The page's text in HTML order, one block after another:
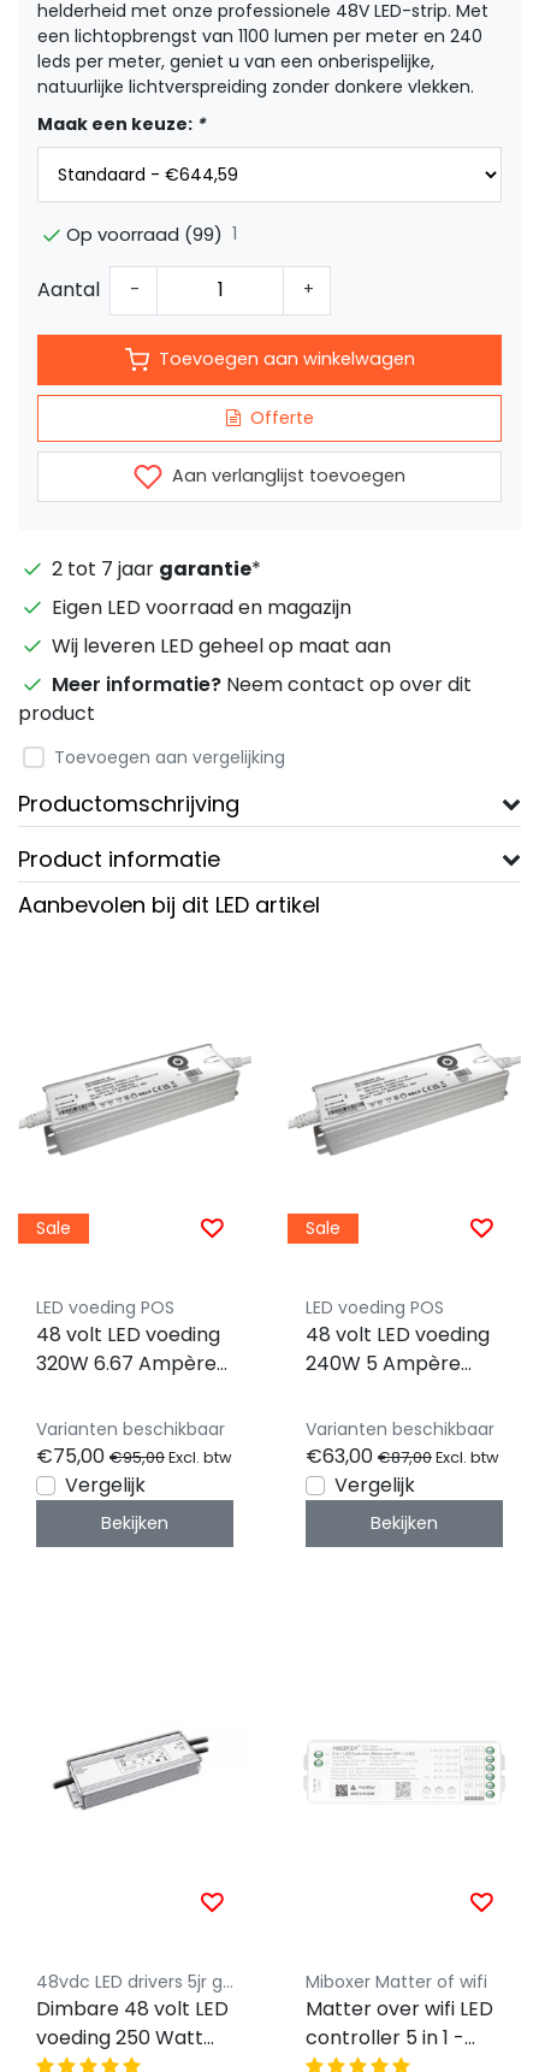
helderheid met onze professionele 48V LED-strip. Met
een lichtopbrengst van 1100 lumen per meter en 240
leds per meter, geniet u van een onberispelijke,
natuurlijke lichtverspreiding zonder donkere vlekken.
Maak een keuze: *
Op voorraad (99) 1
Aantal - +
Toevoegen aan winkelwagen
Offerte
Aan verlanglijst toevoegen
2 tot 7 jaar garantie*
Eigen LED voorraad en magazijn
Wij leveren LED geheel op maat aan
Meer informatie? Neem contact op over dit
product
Toevoegen aan vergelijking
Productomschrijving
Product informatie
Aanbevolen bij dit LED artikel
Sale
LED voeding POS
48 volt LED voeding
320W 6.67 Ampère
Varianten beschikbaar
€75,00 €95,00Excl. btw
Vergelijk
Bekijken
Sale
LED voeding POS
48 volt LED voeding
240W 5 Ampère
Varianten beschikbaar
€63,00 €87,00Excl. btw
Vergelijk
Bekijken
48vdc LED drivers 5jr garantie
Dimbare 48 volt LED
voeding 250 Watt
Miboxer Matter of wifi
Matter over wifi LED
controller 5 in 1 -